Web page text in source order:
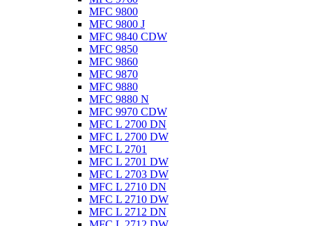
MFC 9800
MFC 9800 J
MFC 9840 CDW
MFC 9850
MFC 9860
MFC 9870
MFC 9880
MFC 9880 N
MFC 9970 CDW
MFC L 2700 DN
MFC L 2700 DW
MFC L 2701
MFC L 2701 DW
MFC L 2703 DW
MFC L 2710 DN
MFC L 2710 DW
MFC L 2712 DN